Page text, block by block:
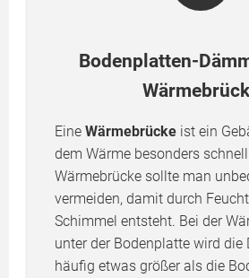
Bodenplatten-
Eine Wärmebrücke ist ein
dem Wärme besonders
Wärmebrücke sollte man
vermeiden, damit durch
Schimmel entsteht. Bei der
unter der Bodenplatte wird
häufig etwas größer als die